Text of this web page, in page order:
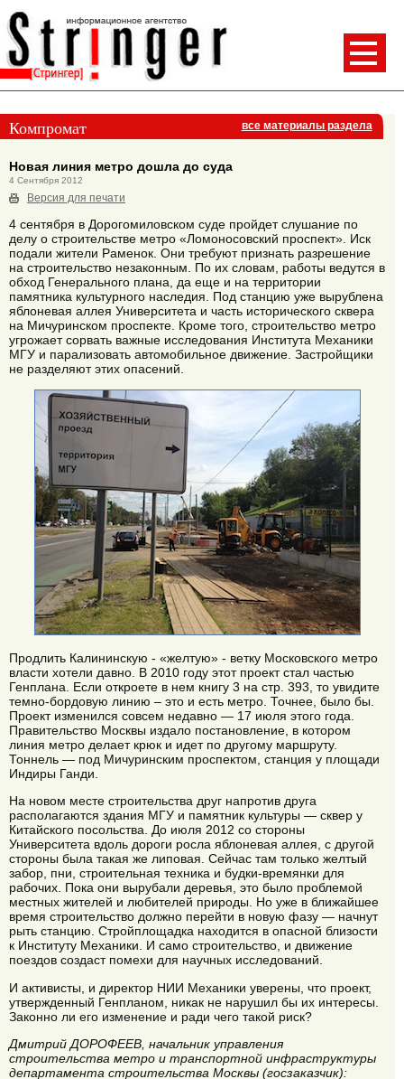
Компромат все материалы раздела
Новая линия метро дошла до суда
4 Сентября 2012
Версия для печати
4 сентября в Дорогомиловском суде пройдет слушание по
делу о строительстве метро «Ломоносовский проспект». Иск
подали жители Раменок. Они требуют признать разрешение
на строительство незаконным. По их словам, работы ведутся в
обход Генерального плана, да еще и на территории
памятника культурного наследия. Под станцию уже вырублена
яблоневая аллея Университета и часть исторического сквера
на Мичуринском проспекте. Кроме того, строительство метро
угрожает сорвать важные исследования Института Механики
МГУ и парализовать автомобильное движение. Застройщики
не разделяют этих опасений.
Продлить Калининскую - «желтую» - ветку Московского метро
власти хотели давно. В 2010 году этот проект стал частью
Генплана. Если откроете в нем книгу 3 на стр. 393, то увидите
темно-бордовую линию – это и есть метро. Точнее, было бы.
Проект изменился совсем недавно — 17 июля этого года.
Правительство Москвы издало постановление, в котором
линия метро делает крюк и идет по другому маршруту.
Тоннель — под Мичуринским проспектом, станция у площади
Индиры Ганди.
На новом месте строительства друг напротив друга
располагаются здания МГУ и памятник культуры — сквер у
Китайского посольства. До июля 2012 со стороны
Университета вдоль дороги росла яблоневая аллея, с другой
стороны была такая же липовая. Сейчас там только желтый
забор, пни, строительная техника и будки-времянки для
рабочих. Пока они вырубали деревья, это было проблемой
местных жителей и любителей природы. Но уже в ближайшее
время строительство должно перейти в новую фазу — начнут
рыть станцию. Стройплощадка находится в опасной близости
к Институту Механики. И само строительство, и движение
поездов создаст помехи для научных исследований.
И активисты, и директор НИИ Механики уверены, что проект,
утвержденный Генпланом, никак не нарушил бы их интересы.
Законно ли его изменение и ради чего такой риск?
Дмитрий ДОРОФЕЕВ, начальник управления
строительства метро и транспортной инфраструктуры
департамента строительства Москвы (госзаказчик):